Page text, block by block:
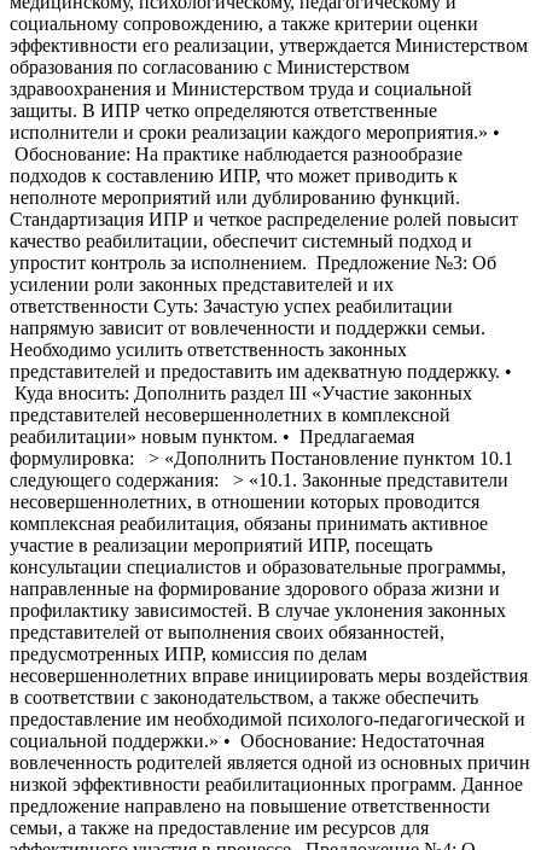
социальному сопровождению, а также критерии оценки
эффективности его реализации, утверждается Министерством
образования по согласованию с Министерством
здравоохранения и Министерством труда и социальной
защиты. В ИПР четко определяются ответственные
исполнители и сроки реализации каждого мероприятия.» •
Обоснование: На практике наблюдается разнообразие
подходов к составлению ИПР, что может приводить к
неполноте мероприятий или дублированию функций.
Стандартизация ИПР и четкое распределение ролей повысит
качество реабилитации, обеспечит системный подход и
упростит контроль за исполнением. Предложение №3: Об
усилении роли законных представителей и их
ответственности Суть: Зачастую успех реабилитации
напрямую зависит от вовлеченности и поддержки семьи.
Необходимо усилить ответственность законных
представителей и предоставить им адекватную поддержку. •
Куда вносить: Дополнить раздел III «Участие законных
представителей несовершеннолетних в комплексной
реабилитации» новым пунктом. • Предлагаемая
формулировка: > «Дополнить Постановление пунктом 10.1
следующего содержания: > «10.1. Законные представители
несовершеннолетних, в отношении которых проводится
комплексная реабилитация, обязаны принимать активное
участие в реализации мероприятий ИПР, посещать
консультации специалистов и образовательные программы,
направленные на формирование здорового образа жизни и
профилактику зависимостей. В случае уклонения законных
представителей от выполнения своих обязанностей,
предусмотренных ИПР, комиссия по делам
несовершеннолетних вправе инициировать меры воздействия
в соответствии с законодательством, а также обеспечить
предоставление им необходимой психолого-педагогической и
социальной поддержки.» • Обоснование: Недостаточная
вовлеченность родителей является одной из основных причин
низкой эффективности реабилитационных программ. Данное
предложение направлено на повышение ответственности
семьи, а также на предоставление им ресурсов для